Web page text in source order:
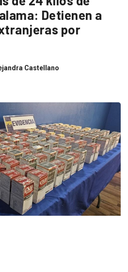
Detienen a
por
Castellano